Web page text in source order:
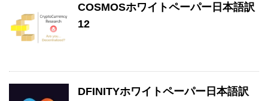
COSMOSホワイトペーパー日本語訳
12
DFINITYホワイトペーパー日本語訳